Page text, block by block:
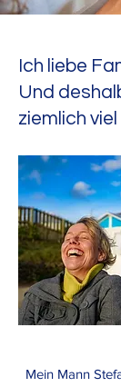
Ich liebe
Und
ziemlich
Mein Mann